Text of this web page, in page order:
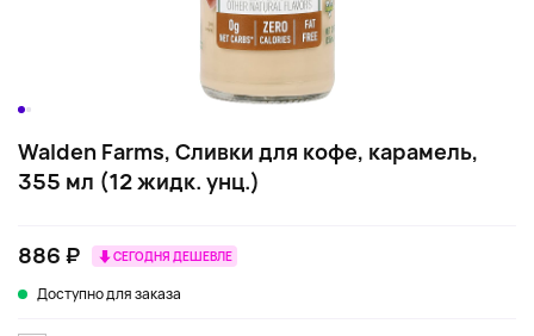
Walden Farms, Сливки для кофе, карамель,
355 мл (12 жидк. унц.)
886 ₽ СЕГОДНЯ ДЕШЕВЛЕ
Доступно для заказа